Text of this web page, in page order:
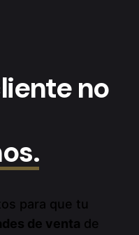
no
para que tu
de venta de